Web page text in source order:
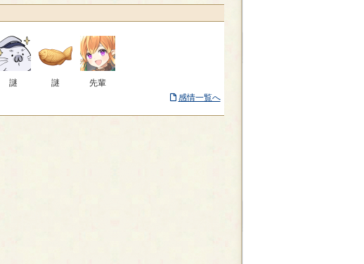
謎 謎
先輩
感情一覧へ